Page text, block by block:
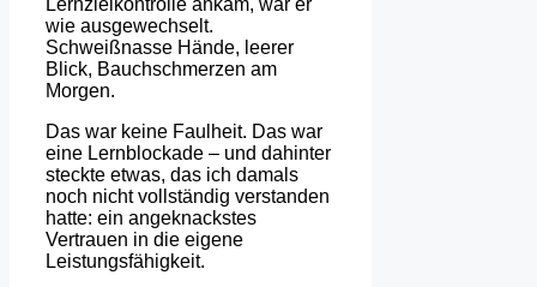
Lernzielkontrolle ankam, war er
wie ausgewechselt.
Schweißnasse Hände, leerer
Blick, Bauchschmerzen am
Morgen.
Das war keine Faulheit. Das war
eine Lernblockade – und dahinter
steckte etwas, das ich damals
noch nicht vollständig verstanden
hatte: ein angeknackstes
Vertrauen in die eigene
Leistungsfähigkeit.